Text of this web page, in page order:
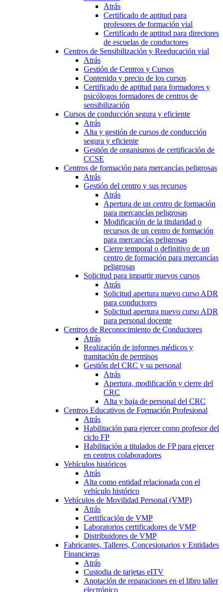
Atrás
Certificado de aptitud para
profesores de formación vial
Certificado de aptitud para directores
de escuelas de conductores
Centros de Sensibilización y Reeducación vial
Atrás
Gestión de Centros y Cursos
Contenido y precio de los cursos
Certificado de aptitud para formadores y
psicólogos formadores de centros de
sensibilización
Cursos de conducción segura y eficiente
Atrás
Alta y gestión de cursos de conducción
segura y eficiente
Gestión de organismos de certificación de
CCSE
Centros de formación para mercancías peligrosas
Atrás
Gestión del centro y sus recursos
Atrás
Apertura de un centro de formación
para mercancías peligrosas
Modificación de la titularidad o
recursos de un centro de formación
para mercancías peligrosas
Cierre temporal o definitivo de un
centro de formación para mercancías
peligrosas
Solicitud para impartir nuevos cursos
Atrás
Solicitud apertura nuevo curso ADR
para conductores
Solicitud apertura nuevo curso ADR
para personal docente
Centros de Reconocimiento de Conductores
Atrás
Realización de informes médicos y
tramitación de permisos
Gestión del CRC y su personal
Atrás
Apertura, modificación y cierre del
CRC
Alta y baja de personal del CRC
Centros Educativos de Formación Profesional
Atrás
Habilitación para ejercer como profesor del
ciclo FP
Habilitación a titulados de FP para ejercer
en centros colaboradores
Vehículos históricos
Atrás
Alta como entidad relacionada con el
vehículo histórico
Vehículos de Movilidad Personal (VMP)
Atrás
Certificación de VMP
Laboratorios certificadores de VMP
Distribuidores de VMP
Fabricantes, Talleres, Concesionarios y Entidades
Financieras
Atrás
Custodia de tarjetas eITV
Anotación de reparaciones en el libro taller
electrónico